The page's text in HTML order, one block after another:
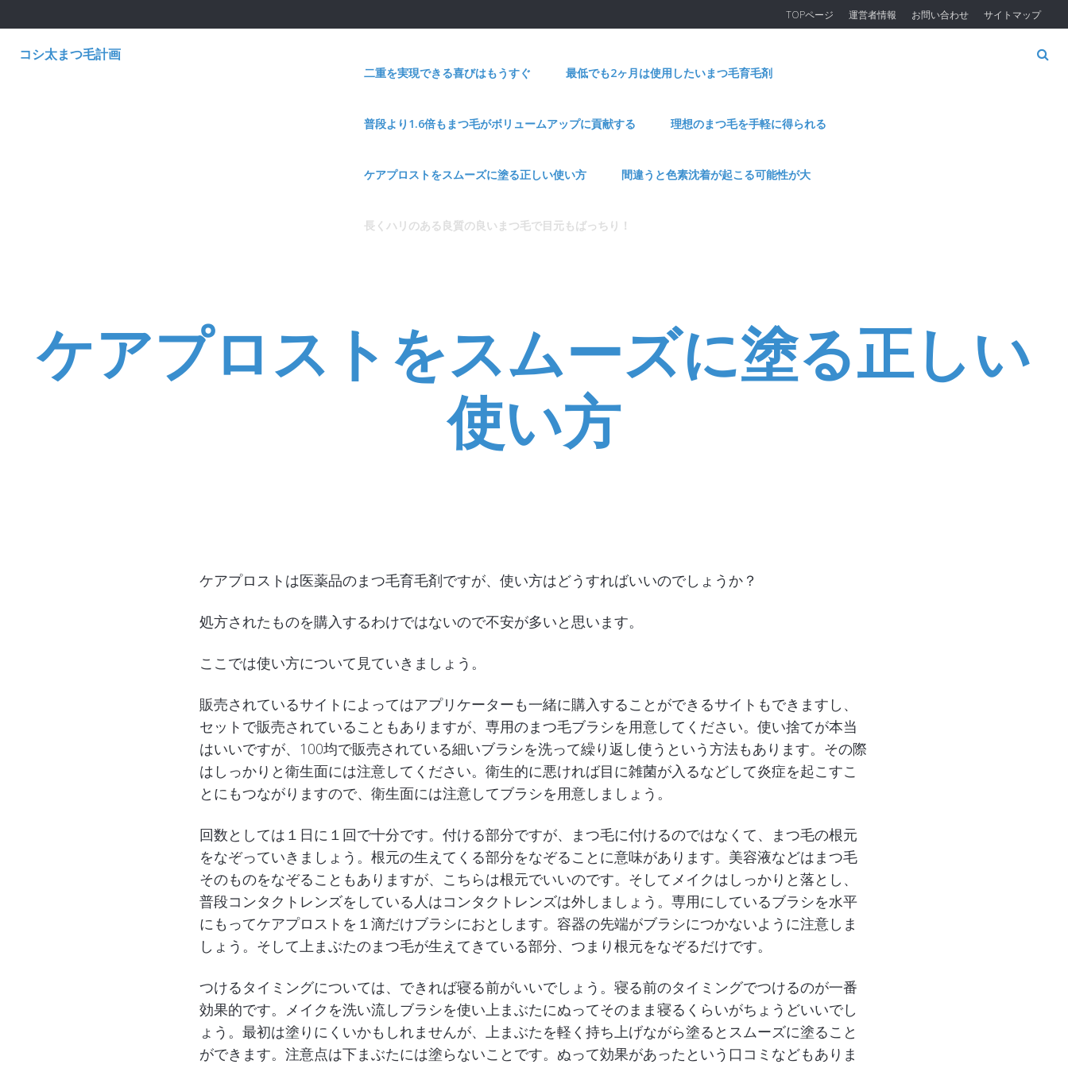
TOPページ 運営者情報 お問い合わせ サイトマップ
コシ太まつ毛計画
二重を実現できる喜びはもうすぐ 最低でも2ヶ月は使用したいまつ毛育毛剤
普段より1.6倍もまつ毛がボリュームアップに貢献する 理想のまつ毛を手軽に得られる
ケアプロストをスムーズに塗る正しい使い方 間違うと色素沈着が起こる可能性が大
長くハリのある良質の良いまつ毛で目元もばっちり！
ケアプロストをスムーズに塗る正しい
使い方
ケアプロストは医薬品のまつ毛育毛剤ですが、使い方はどうすればいいのでしょうか？
処方されたものを購入するわけではないので不安が多いと思います。
ここでは使い方について見ていきましょう。
販売されているサイトによってはアプリケーターも一緒に購入することができるサイトもできますし、
セットで販売されていることもありますが、専用のまつ毛ブラシを用意してください。使い捨てが本当
はいいですが、100均で販売されている細いブラシを洗って繰り返し使うという方法もあります。その際
はしっかりと衛生面には注意してください。衛生的に悪ければ目に雑菌が入るなどして炎症を起こすこ
とにもつながりますので、衛生面には注意してブラシを用意しましょう。
回数としては１日に１回で十分です。付ける部分ですが、まつ毛に付けるのではなくて、まつ毛の根元
をなぞっていきましょう。根元の生えてくる部分をなぞることに意味があります。美容液などはまつ毛
そのものをなぞることもありますが、こちらは根元でいいのです。そしてメイクはしっかりと落とし、
普段コンタクトレンズをしている人はコンタクトレンズは外しましょう。専用にしているブラシを水平
にもってケアプロストを１滴だけブラシにおとします。容器の先端がブラシにつかないように注意しま
しょう。そして上まぶたのまつ毛が生えてきている部分、つまり根元をなぞるだけです。
つけるタイミングについては、できれば寝る前がいいでしょう。寝る前のタイミングでつけるのが一番
効果的です。メイクを洗い流しブラシを使い上まぶたにぬってそのまま寝るくらいがちょうどいいでし
ょう。最初は塗りにくいかもしれませんが、上まぶたを軽く持ち上げながら塗るとスムーズに塗ること
ができます。注意点は下まぶたには塗らないことです。ぬって効果があったという口コミなどもありま